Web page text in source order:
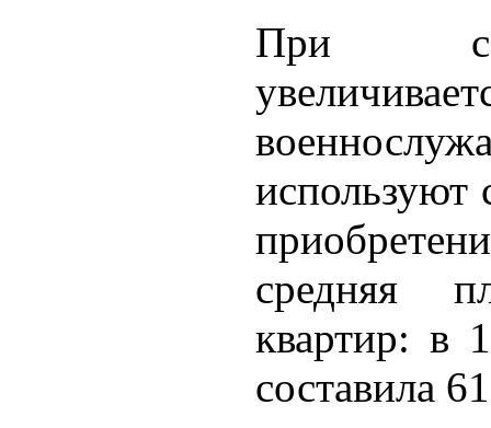
При
используют
средняя
квартир: в
составила